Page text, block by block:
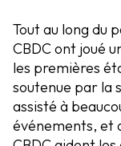
Tout au long du
CBDC ont joué
les premières
soutenue par la
assisté à
événements, et